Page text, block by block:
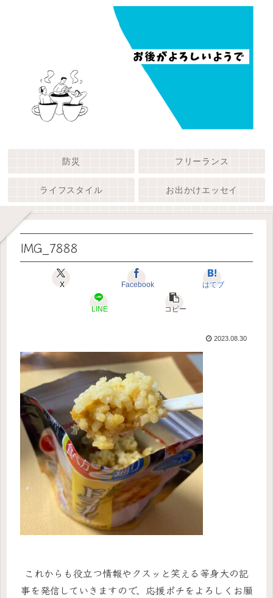
防災 フリーランス
ライフスタイル お出かけエッセイ
IMG_7888
X Facebook はてブ
LINE コピー
2023.08.30
これからも役立つ情報やクスッと笑える等身大の記
事を発信していきますので、応援ポチをよろしくお願